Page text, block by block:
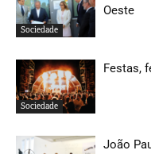
Sociedade
Oeste
Sociedade
Festas,
João